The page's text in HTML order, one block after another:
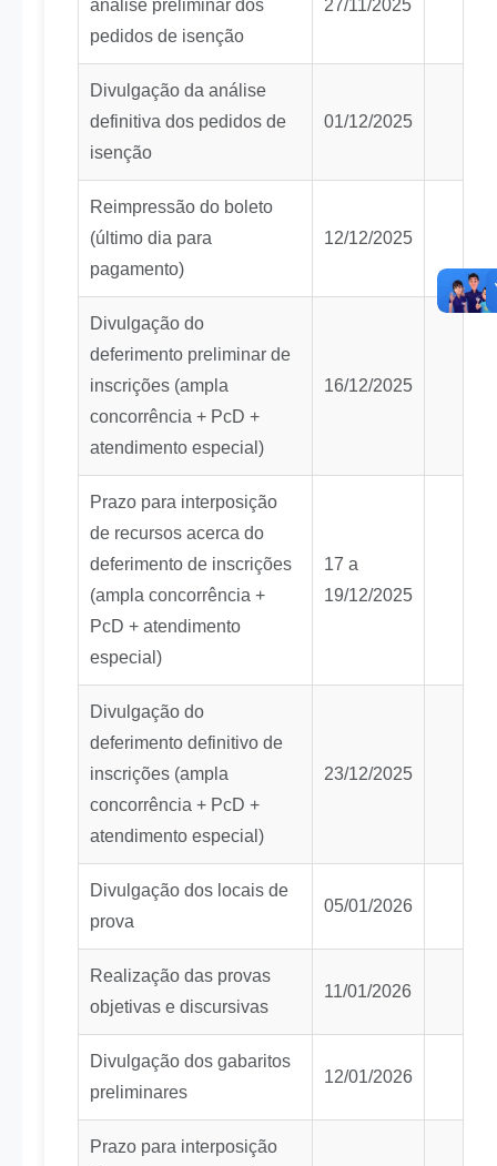
análise preliminar dos
pedidos de isenção
27/11/2025
Divulgação da análise
definitiva dos pedidos de
isenção
01/12/2025
Reimpressão do boleto
(último dia para
pagamento)
12/12/2025
Divulgação do
deferimento preliminar de
inscrições (ampla
concorrência + PcD +
atendimento especial)
16/12/2025
Prazo para interposição
de recursos acerca do
deferimento de inscrições
(ampla concorrência +
PcD + atendimento
especial)
17 a
19/12/2025
Divulgação do
deferimento definitivo de
inscrições (ampla
concorrência + PcD +
atendimento especial)
23/12/2025
Divulgação dos locais de
prova
05/01/2026
Realização das provas
objetivas e discursivas
11/01/2026
Divulgação dos gabaritos
preliminares
12/01/2026
Prazo para interposição